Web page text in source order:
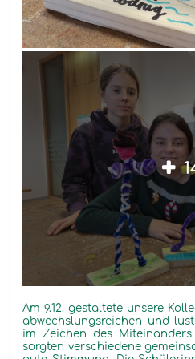
Am 9.12. gestaltete unsere
abwechslungsreichen und
im Zeichen des
sorgten verschiedene